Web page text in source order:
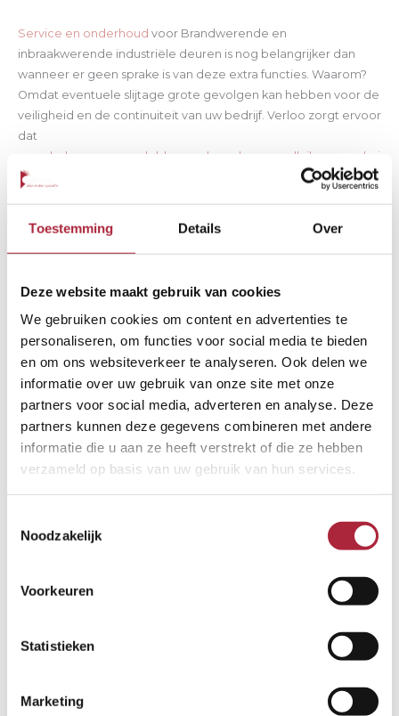
Toestemming Details Over
Deze website maakt gebruik van cookies
We gebruiken cookies om content en advertenties te
personaliseren, om functies voor social media te bieden
en om ons websiteverkeer te analyseren. Ook delen we
informatie over uw gebruik van onze site met onze
partners voor social media, adverteren en analyse. Deze
partners kunnen deze gegevens combineren met andere
informatie die u aan ze heeft verstrekt of die ze hebben
verzameld op basis van uw gebruik van hun services.
Noodzakelijk
Voorkeuren
Statistieken
Marketing
Service en onderhoud voor Brandwerende en
inbraakwerende industriële deuren is nog belangrijker dan
wanneer er geen sprake is van deze extra functies. Waarom?
Omdat eventuele slijtage grote gevolgen kan hebben voor de
veiligheid en de continuiteit van uw bedrijf. Verloo zorgt ervoor
dat
rolschermen pendeldeuren loopdeuren rolluiken
schui
fdeuren
periodiek worden gecontroleerd en waar nodig
zijn we ingevoerd in de nieuwste ontwikkelingen en
producten. Als merkonafhankelijk leverancier bent u bij ons aan
onderhoud. Meer weten,bel of mailons dan!
Vorige Bericht Volgende Bericht